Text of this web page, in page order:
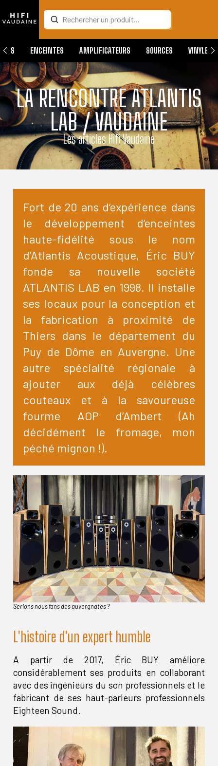
Search
Submit
ENCEINTES AMPLIFICATEURS SOURCES VINYLES
LA RENCONTRE ATLANTIS
LAB / VAUDAINE
Les articles Hifi Vaudaine
Fort de 20 ans d’expérience dans
le développement d’enceintes
haute-fidélité sous le nom
d’Atlantis Acoustique, Éric BUY
fonde sa nouvelle société
ATLANTIS LAB en 1998. Il installe
ses locaux pour la conception et
la fabrication à proximité de
Thiers dans le département du
Puy de Dôme en Auvergne. Une
autre spécialité régionale à
ajouter aux déjà célèbres
couteaux et à la savoureuse
fourme AOP d’Ambert (Ah
décidément le fromage, mon
péché mignon !).
Serions nous fans des auvergnates ?
L'histoire d'un expert humble
A partir de 2017, Éric BUY améliore
considérablement ses produits en collaborant
avec des ingénieurs du son professionnels et le
fabricant de ses haut-parleurs professionnels
Eighteen Sound.